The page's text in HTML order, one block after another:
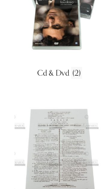
Cd & Dvd (2)